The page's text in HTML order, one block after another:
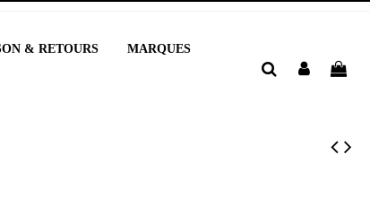
& RETOURS MARQUES